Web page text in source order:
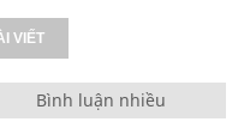
VIẾT
Bình luận nhiều